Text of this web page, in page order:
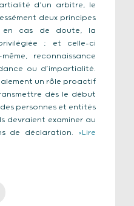
d’un arbitre, le
deux principes
en cas de doute, la
; et celle-ci
reconnaissance
ou d’impartialité.
un rôle proactif
dès le début
personnes et entités
devraient examiner au
de déclaration. >Lire